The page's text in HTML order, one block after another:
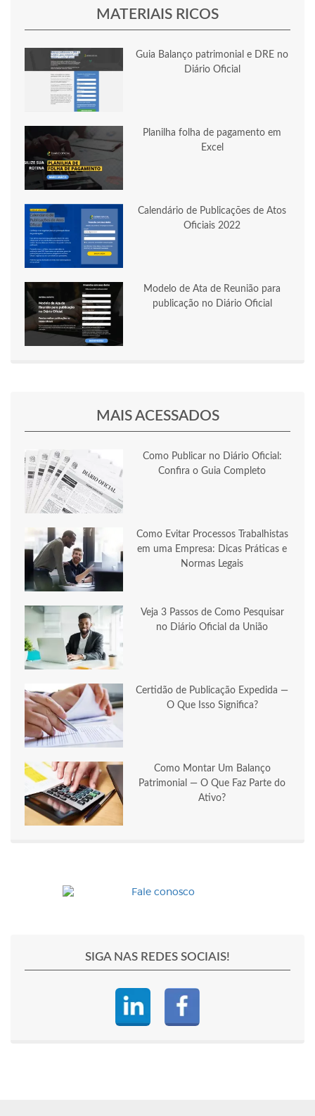
MATERIAIS RICOS
Guia Balanço patrimonial e DRE no
Diário Oficial
Planilha folha de pagamento em
Excel
Calendário de Publicações de Atos
Oficiais 2022
Modelo de Ata de Reunião para
publicação no Diário Oficial
MAIS ACESSADOS
Como Publicar no Diário Oficial:
Confira o Guia Completo
Como Evitar Processos Trabalhistas
em uma Empresa: Dicas Práticas e
Normas Legais
Veja 3 Passos de Como Pesquisar
no Diário Oficial da União
Certidão de Publicação Expedida —
O Que Isso Significa?
Como Montar Um Balanço
Patrimonial — O Que Faz Parte do
Ativo?
SIGA NAS REDES SOCIAIS!